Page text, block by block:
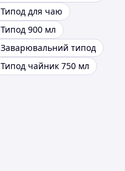
Типод для чаю
Типод 900 мл
Заварювальний типод
Типод чайник 750 мл